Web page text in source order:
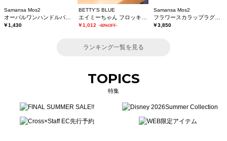
Samansa Mos2
￥1,430
BETTY'S BLUE
￥1,012 -60%OFF-
Samansa Mos2
フラワースカラップラグマット
￥3,850
ランキング一覧を見る
TOPICS
特集